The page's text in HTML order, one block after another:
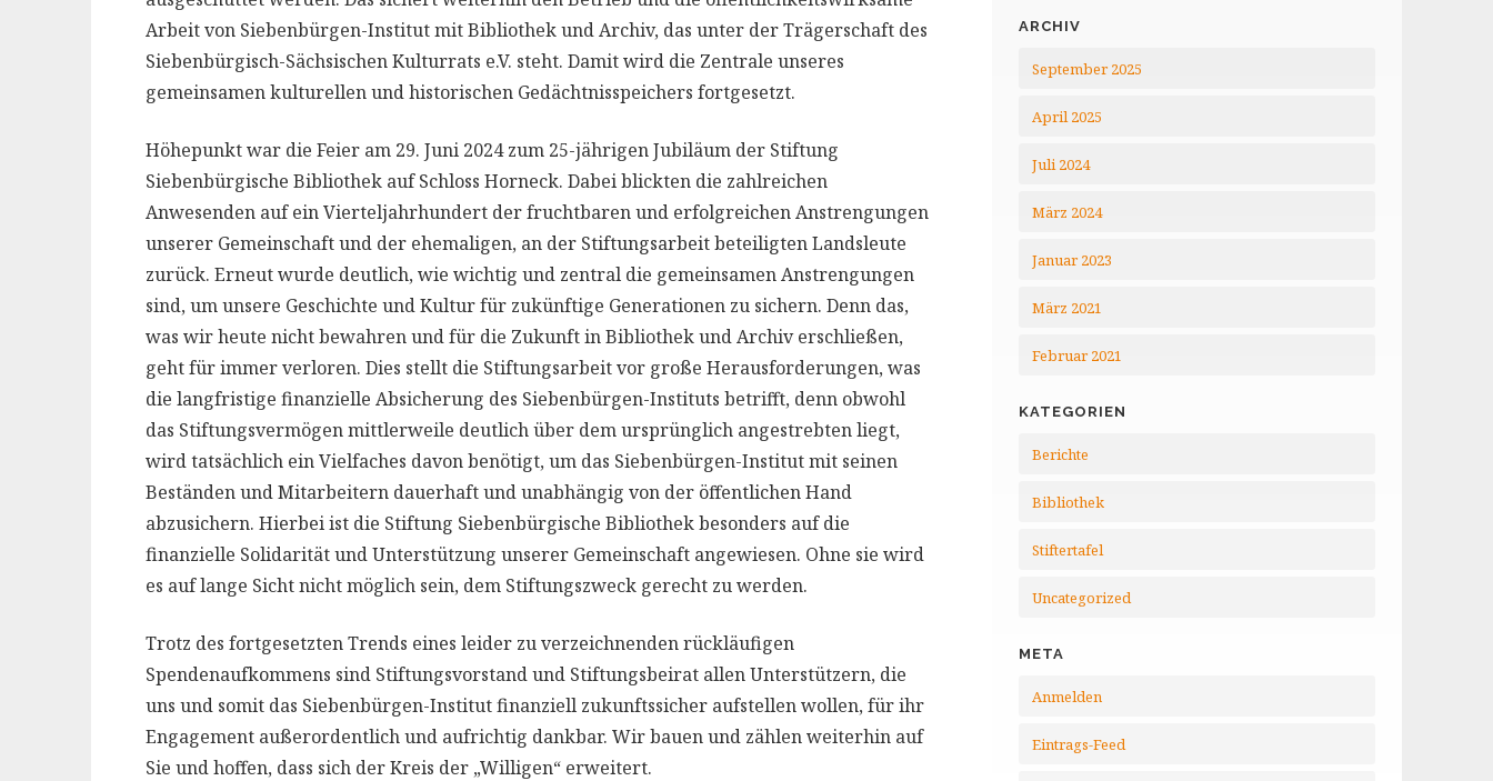
Arbeit von Siebenbürgen-Institut mit Bibliothek und Archiv, das unter der Trägerschaft des
Siebenbürgisch-Sächsischen Kulturrats e.V. steht. Damit wird die Zentrale unseres
gemeinsamen kulturellen und historischen Gedächtnisspeichers fortgesetzt.
Höhepunkt war die Feier am 29. Juni 2024 zum 25-jährigen Jubiläum der Stiftung
Siebenbürgische Bibliothek auf Schloss Horneck. Dabei blickten die zahlreichen
Anwesenden auf ein Vierteljahrhundert der fruchtbaren und erfolgreichen Anstrengungen
unserer Gemeinschaft und der ehemaligen, an der Stiftungsarbeit beteiligten Landsleute
zurück. Erneut wurde deutlich, wie wichtig und zentral die gemeinsamen Anstrengungen
sind, um unsere Geschichte und Kultur für zukünftige Generationen zu sichern. Denn das,
was wir heute nicht bewahren und für die Zukunft in Bibliothek und Archiv erschließen,
geht für immer verloren. Dies stellt die Stiftungsarbeit vor große Herausforderungen, was
die langfristige finanzielle Absicherung des Siebenbürgen-Instituts betrifft, denn obwohl
das Stiftungsvermögen mittlerweile deutlich über dem ursprünglich angestrebten liegt,
wird tatsächlich ein Vielfaches davon benötigt, um das Siebenbürgen-Institut mit seinen
Beständen und Mitarbeitern dauerhaft und unabhängig von der öffentlichen Hand
abzusichern. Hierbei ist die Stiftung Siebenbürgische Bibliothek besonders auf die
finanzielle Solidarität und Unterstützung unserer Gemeinschaft angewiesen. Ohne sie wird
es auf lange Sicht nicht möglich sein, dem Stiftungszweck gerecht zu werden.
Trotz des fortgesetzten Trends eines leider zu verzeichnenden rückläufigen
Spendenaufkommens sind Stiftungsvorstand und Stiftungsbeirat allen Unterstützern, die
uns und somit das Siebenbürgen-Institut finanziell zukunftssicher aufstellen wollen, für ihr
Engagement außerordentlich und aufrichtig dankbar. Wir bauen und zählen weiterhin auf
Sie und hoffen, dass sich der Kreis der „Willigen“ erweitert.
ARCHIV
September 2025
April 2025
Juli 2024
März 2024
Januar 2023
März 2021
Februar 2021
KATEGORIEN
Berichte
Bibliothek
Stiftertafel
Uncategorized
META
Anmelden
Eintrags-Feed